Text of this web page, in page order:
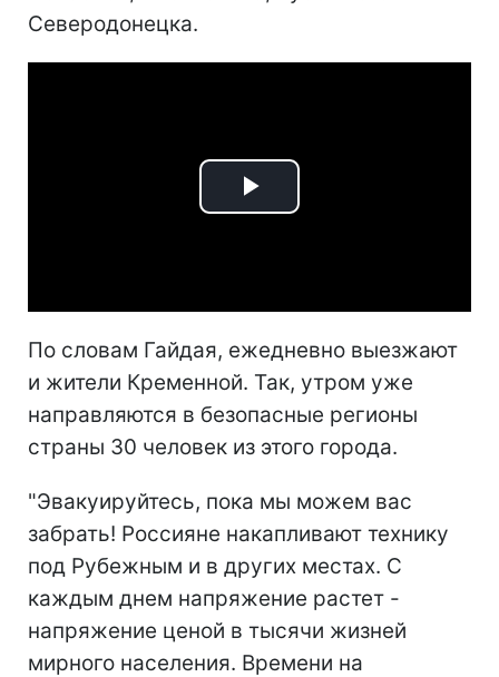
Северодонецка.
Play
По словам Гайдая, ежедневно выезжают
и жители Кременной. Так, утром уже
направляются в безопасные регионы
страны 30 человек из этого города.
"Эвакуируйтесь, пока мы можем вас
забрать! Россияне накапливают технику
под Рубежным и в других местах. С
каждым днем напряжение растет -
напряжение ценой в тысячи жизней
мирного населения. Времени на